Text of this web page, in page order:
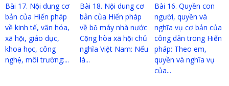
Bài 17. Nội dung cơ
bản của Hiến pháp
về kinh tế, văn hóa,
xã hội, giáo dục,
khoa học, công
nghệ, môi trường:...
Bài 18. Nội dung cơ
bản của Hiến pháp
về bộ máy nhà nước
Cộng hòa xã hội chủ
nghĩa Việt Nam: Nếu
là...
Bài 16. Quyền con
người, quyền và
nghĩa vụ cơ bản của
công dân trong Hiến
pháp: Theo em,
quyền và nghĩa vụ
của...